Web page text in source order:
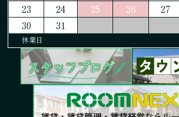
23
24 25 26 27
30
31
休業日